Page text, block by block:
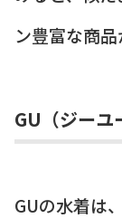
ン豊富な商品
GU（ジーユ
GUの水着は